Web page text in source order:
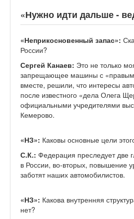
«Нужно идти дальше -
«Неприкосновенный запас»:
России?
Сергей Канаев: Это не только
запрещающее машины с «правым»
вместе, решили, что интересы
после известного «дела Олега
официальными учредителями
Кемерово.
«НЗ»: Каковы основные цели
С.К.: Федерация преследует две
в России, во-вторых, повышение
заботят наших автомобилистов.
«НЗ»: Какова внутренняя
нет?